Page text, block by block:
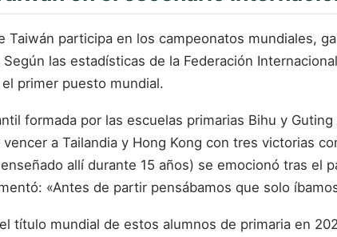
Taiwán participa en los campeonatos mundiales,
las estadísticas de la Federación
primer puesto mundial.
formada por las escuelas primarias Bihu y
a Tailandia y Hong Kong con tres victorias
allí durante 15 años) se emocionó tras
«Antes de partir pensábamos que solo
título mundial de estos alumnos de primaria en